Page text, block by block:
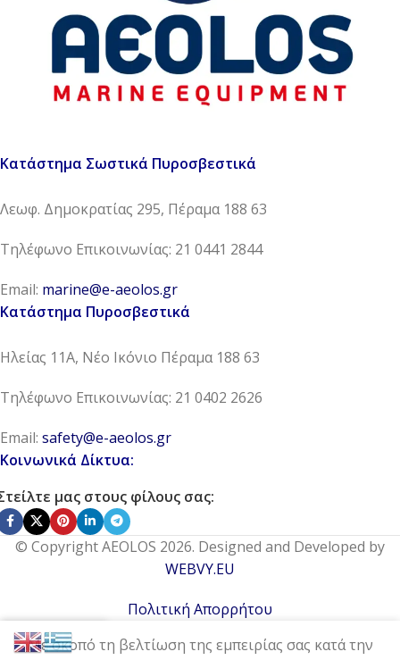
Κατάστημα Σωστικά Πυροσβεστικά
Λεωφ. Δημοκρατίας 295, Πέραμα 188 63
Τηλέφωνο Επικοινωνίας: 21 0441 2844
Email: marine@e-aeolos.gr
Κατάστημα Πυροσβεστικά
Ηλείας 11Α, Νέο Ικόνιο Πέραμα 188 63
Τηλέφωνο Επικοινωνίας: 21 0402 2626
Email: safety@e-aeolos.gr
Κοινωνικά Δίκτυα:
μας στους φίλους σας:
© Copyright AEOLOS 2026. Designed and Developed by
WEBVY.EU
Πολιτική Απορρήτου
Με σκοπό τη βελτίωση της εμπειρίας σας κατά την
WishlistCompare